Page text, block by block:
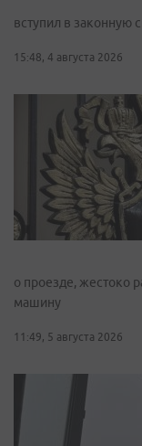
вступил в законную
15:48, 4 августа 2026
о проезде, жестоко
машину
11:49, 5 августа 2026